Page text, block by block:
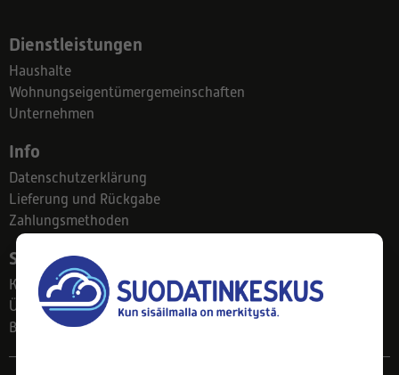
Dienstleistungen
Haushalte
Wohnungseigentümergemeinschaften
Unternehmen
Info
Datenschutzerklärung
Lieferung und Rückgabe
Zahlungsmethoden
Suodatinkeskus
Kontakt
Über uns
Blog